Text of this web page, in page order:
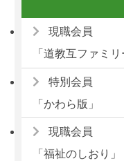
現職会員
「道教互ファミリ
特別会員
「かわら版」
現職会員
「福祉のしおり」